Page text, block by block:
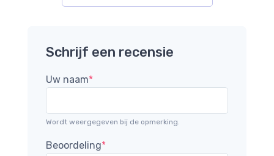
Schrijf een recensie
Uw naam*
Wordt weergegeven bij de opmerking.
Beoordeling*